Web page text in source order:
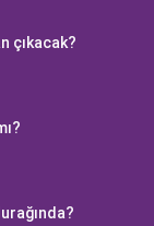
çıkacak?